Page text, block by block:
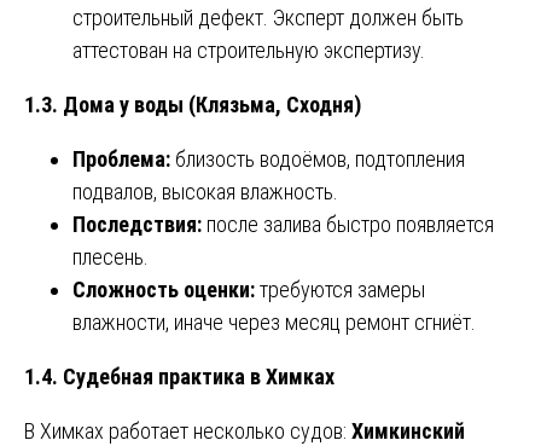
строительный дефект. Эксперт должен быть
аттестован на строительную экспертизу.
1.3. Дома у воды (Клязьма, Сходня)
Проблема: близость водоёмов, подтопления
подвалов, высокая влажность.
Последствия: после залива быстро появляется
плесень.
Сложность оценки:требуются замеры
влажности, иначе через месяц ремонт сгниёт.
1.4. Судебная практика в Химках
В Химках работает несколько судов: Химкинский